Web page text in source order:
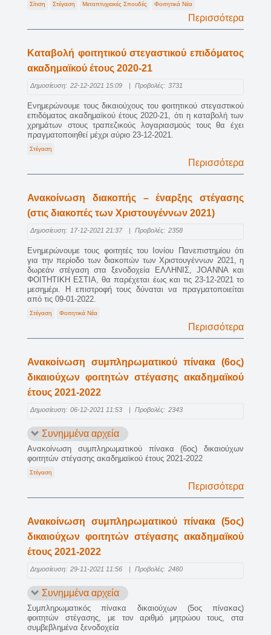
Σίτιση Στέγαση Μεταπτυχιακές Σπουδές Φοιτητικά Νέα
Περισσότερα
Καταβολή φοιτητικού στεγαστικού επιδόματος
ακαδημαϊκού έτους 2020-21
Δημοσίευση: 22-12-2021 15:09 | Προβολές: 3731
Ενημερώνουμε τους δικαιούχους του φοιτητικού στεγαστικού
επιδόματος ακαδημαϊκού έτους 2020-21, ότι η καταβολή των
χρημάτων στους τραπεζικούς λογαριασμούς τους θα έχει
πραγματοποιηθεί μέχρι αύριο 23-12-2021.
Στέγαση
Περισσότερα
Ανακοίνωση διακοπής – έναρξης στέγασης
(στις διακοπές των Χριστουγέννων 2021)
Δημοσίευση: 17-12-2021 21:37 | Προβολές: 2358
Ενημερώνουμε τους φοιτητές του Ιονίου Πανεπιστημίου ότι
για την περίοδο των διακοπών των Χριστουγέννων 2021, η
δωρεάν στέγαση στα ξενοδοχεία ΕΛΛΗΝΙΣ, JOANNA και
ΦΟΙΤΗΤΙΚΗ ΕΣΤΙΑ, θα παρέχεται έως και τις 23-12-2021 το
μεσημέρι. Η επιστροφή τους δύναται να πραγματοποιείται
από τις 09-01-2022.
Στέγαση Φοιτητικά Νέα
Περισσότερα
Ανακοίνωση συμπληρωματικού πίνακα (6ος)
δικαιούχων φοιτητών στέγασης ακαδημαϊκού
έτους 2021-2022
Δημοσίευση: 06-12-2021 11:53 | Προβολές: 2343
Συνημμένα αρχεία
Ανακοίνωση συμπληρωματικού πίνακα (6ος) δικαιούχων
φοιτητών στέγασης ακαδημαϊκού έτους 2021-2022
Στέγαση
Περισσότερα
Ανακοίνωση συμπληρωματικού πίνακα (5ος)
δικαιούχων φοιτητών στέγασης ακαδημαϊκού
έτους 2021-2022
Δημοσίευση: 29-11-2021 11:56 | Προβολές: 2460
Συνημμένα αρχεία
Συμπληρωματικός πίνακα δικαιούχων (5ος πίνακας)
φοιτητών στέγασης, με τον αριθμό μητρώου τους, στα
συμβεβλημένα ξενοδοχεία